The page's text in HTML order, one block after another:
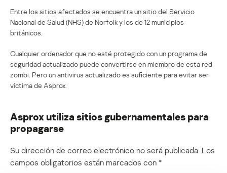
Entre los sitios afectados se encuentra un sitio del Servicio
Nacional de Salud (NHS) de Norfolk y los de 12 municipios
británicos.
Cualquier ordenador que no esté protegido con un programa de
seguridad actualizado puede convertirse en miembro de esta red
zombi. Pero un antivirus actualizado es suficiente para evitar ser
víctima de Asprox.
Asprox utiliza sitios gubernamentales para
propagarse
Su dirección de correo electrónico no será publicada. Los
campos obligatorios están marcados con *